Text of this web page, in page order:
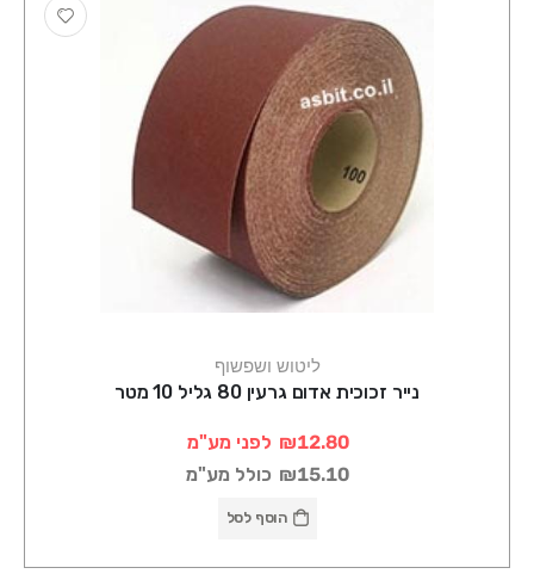
ליטוש ושפשוף
נייר זכוכית אדום גרעין 80 גליל 10 מטר
₪12.80 לפני מע"מ
₪15.10 כולל מע"מ
הוסף לסל